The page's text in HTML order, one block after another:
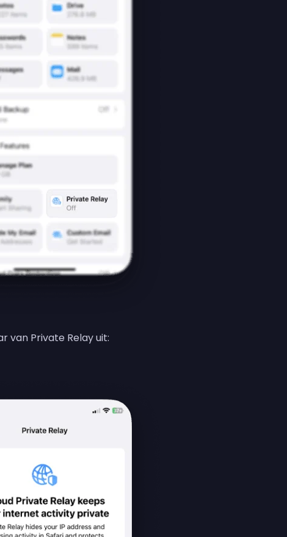
van Private Relay uit: